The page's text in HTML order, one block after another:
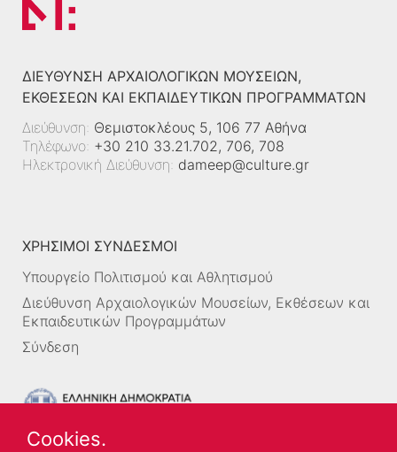
ΔΙΕΎΘΥΝΣΗ ΑΡΧΑΙΟΛΟΓΙΚΏΝ ΜΟΥΣΕΊΩΝ,
ΕΚΘΈΣΕΩΝ ΚΑΙ ΕΚΠΑΙΔΕΥΤΙΚΏΝ ΠΡΟΓΡΑΜΜΆΤΩΝ
Διεύθυνση: Θεμιστοκλέους 5, 106 77 Αθήνα
Τηλέφωνο: +30 210 33.21.702, 706, 708
Ηλεκτρονική Διεύθυνση: dameep@culture.gr
ΧΡΗΣΙΜΟΙ ΣΥΝΔΕΣΜΟΙ
Υπουργείο Πολιτισμού και Αθλητισμού
Διεύθυνση Αρχαιολογικών Μουσείων, Εκθέσεων και
Εκπαιδευτικών Προγραμμάτων
Σύνδεση
Cookies.